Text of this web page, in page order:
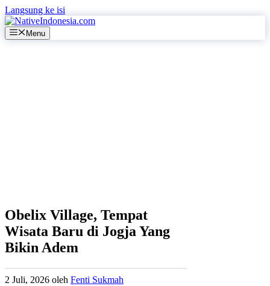
Langsung ke isi
Menu
Obelix Village, Tempat
Wisata Baru di Jogja Yang
Bikin Adem
2 Juli, 2026 oleh Fenti Sukmah